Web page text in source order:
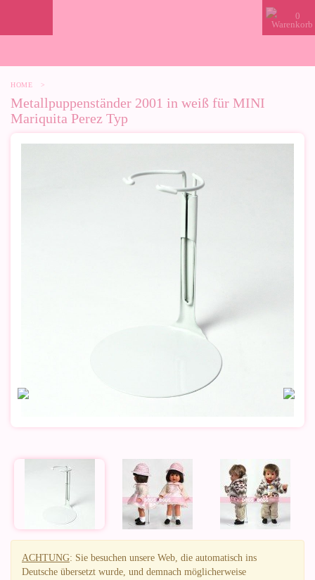
0
HOME >
Metallpuppenständer 2001 in weiß für MINI
Mariquita Perez Typ
ACHTUNG: Sie besuchen unsere Web, die automatisch ins
Deutsche übersetzt wurde, und demnach möglicherweise